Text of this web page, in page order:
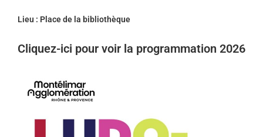
Lieu : Place de la bibliothèque
Cliquez-ici pour voir la programmation 2026